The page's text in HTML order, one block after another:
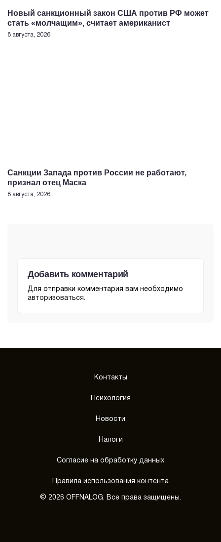
Новый санкционный закон США против РФ может
стать «молчащим», считает американист
8 августа, 2026
Санкции Запада против России не работают,
признал отец Маска
8 августа, 2026
Добавить комментарий
Для отправки комментария вам необходимо
авторизоваться.
Контакты
Психология
Новости
Налоги
Согласие на обработку данных
Правила использования контента
© 2026 OFFNALOG. Все права защищены.